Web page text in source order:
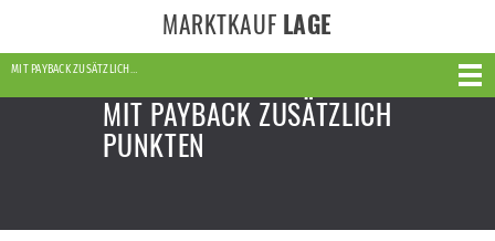
MARKTKAUF LAGE
MIT PAYBACK ZUSÄTZLICH…
MIT PAYBACK ZUSÄTZLICH
PUNKTEN